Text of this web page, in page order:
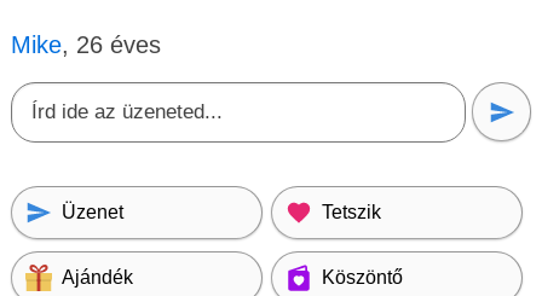
Mike, 26 éves
Üzenet Tetszik
Ajándék Köszöntő